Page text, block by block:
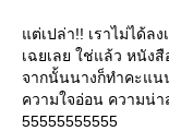
ต่เปล่า!! เราไม่ได้ลง
เฉยเลย ใช่แล้ว หนัง
จากนั้นนางก็ทำคะแน
ความใจอ่อน ความน่
55555555555